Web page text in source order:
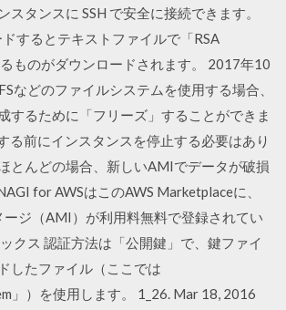
スタンスに SSH で安全に接続できます。
するとテキストファイルで「RSA
ものがダウンロードされます。 2017年10
などのファイルシステムを使用する場合、
するために「フリーズ」することができま
る前にインスタンスを停止する必要はあり
とんどの場合、新しいAMIでデータが破損
for AWSはこのAWS Marketplaceに、
ージ（AMI）が利用料無料で登録されてい
クス 認証方法は「公開鍵」で、鍵ファイ
したファイル（ここでは
」）を使用します。 1_26. Mar 18, 2016